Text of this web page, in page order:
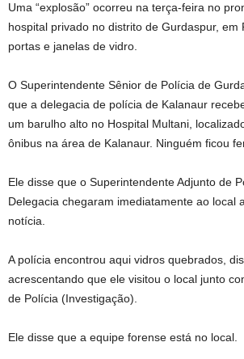
Uma “explosão” ocorreu na terça-feira no
hospital privado no distrito de Gurdaspur, em
portas e janelas de vidro.
O Superintendente Sênior de Polícia de
que a delegacia de polícia de Kalanaur
um barulho alto no Hospital Multani,
ônibus na área de Kalanaur. Ninguém ficou
Ele disse que o Superintendente Adjunto de
Delegacia chegaram imediatamente ao local
notícia.
A polícia encontrou aqui vidros quebrados,
acrescentando que ele visitou o local junto
de Polícia (Investigação).
Ele disse que a equipe forense está no local.